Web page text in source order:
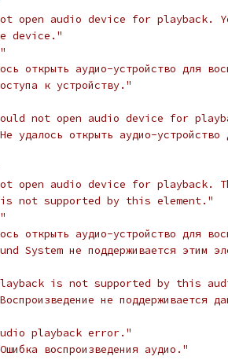
open audio device for playback.
device."
открыть аудио-устройство для
к устройству."
not open audio device for
удалось открыть аудио-устройство
open audio device for playback.
is not supported by this element."
открыть аудио-устройство для
System не поддерживается этим
is not supported by this
не поддерживается
playback error."
воспроизведения аудио."